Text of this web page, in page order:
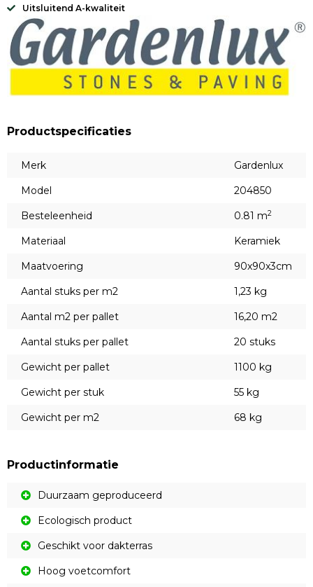
Uitsluitend A-kwaliteit
Productspecificaties
Merk
Gardenlux
Model
204850
Besteleenheid
0.81 m2
Materiaal
Keramiek
Maatvoering
90x90x3cm
Aantal stuks per m2
1,23 kg
Aantal m2 per pallet
16,20 m2
Aantal stuks per pallet
20 stuks
Gewicht per pallet
1100 kg
Gewicht per stuk
55 kg
Gewicht per m2
68 kg
Productinformatie
Duurzaam geproduceerd
Ecologisch product
Geschikt voor dakterras
Hoog voetcomfort